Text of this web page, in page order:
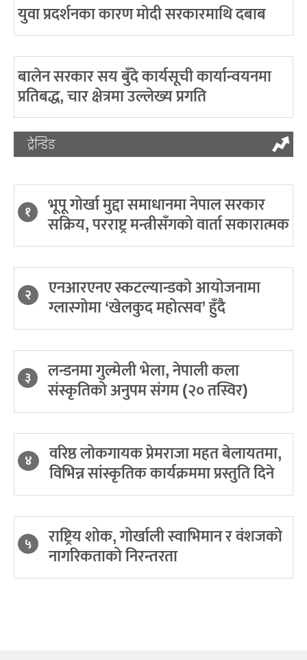
युवा प्रदर्शनका कारण मोदी सरकारमाथि दबाब
बालेन सरकार सय बुँदे कार्यसूची कार्यान्वयनमा
प्रतिबद्ध, चार क्षेत्रमा उल्लेख्य प्रगति
ट्रेन्डिङ
१ भूपू गोर्खा मुद्दा समाधानमा नेपाल सरकार
सक्रिय, परराष्ट्र मन्त्रीसँगको वार्ता सकारात्मक
२ एनआरएनए स्कटल्यान्डको आयोजनामा
ग्लास्गोमा ‘खेलकुद महोत्सव’ हुँदै
३ लन्डनमा गुल्मेली भेला, नेपाली कला
संस्कृतिको अनुपम संगम (२० तस्विर)
४ वरिष्ठ लोकगायक प्रेमराजा महत बेलायतमा,
विभिन्न सांस्कृतिक कार्यक्रममा प्रस्तुति दिने
५ राष्ट्रिय शोक, गोर्खाली स्वाभिमान र वंशजको
नागरिकताको निरन्तरता